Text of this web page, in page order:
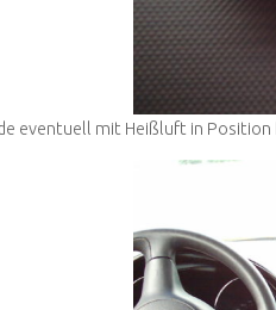
eventuell mit Heißluft in